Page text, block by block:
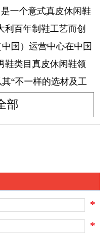
一个意式真皮休闲鞋
利百年制鞋工艺而创
国）运营中心在中国
鞋类目真皮休闲鞋领
“不一样的选材及工
质的手工皮鞋，让更
乐。
意大利的皮鞋以舒
的材质及精湛的手
为数不多的意式真皮
部
*
*